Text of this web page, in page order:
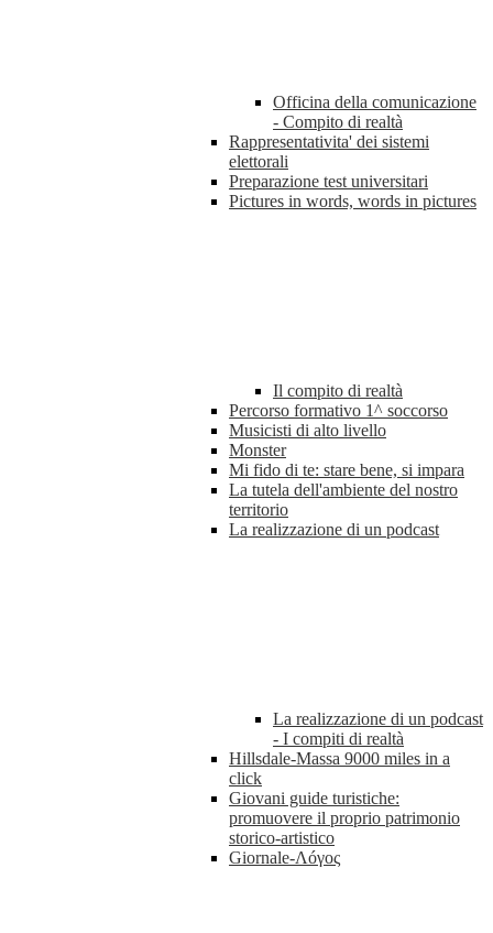
Officina della comunicazione
- Compito di realtà
Rappresentativita' dei sistemi
elettorali
Preparazione test universitari
Pictures in words, words in pictures
Il compito di realtà
Percorso formativo 1^ soccorso
Musicisti di alto livello
Monster
Mi fido di te: stare bene, si impara
La tutela dell'ambiente del nostro
territorio
La realizzazione di un podcast
La realizzazione di un podcast
- I compiti di realtà
Hillsdale-Massa 9000 miles in a
click
Giovani guide turistiche:
promuovere il proprio patrimonio
storico-artistico
Giornale-Λóγος